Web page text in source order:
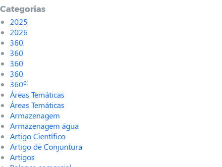
Categorias
2025
2026
360
360
360
360
360º
Áreas Temáticas
Áreas Temáticas
Armazenagem
Armazenagem água
Artigo Científico
Artigo de Conjuntura
Artigos